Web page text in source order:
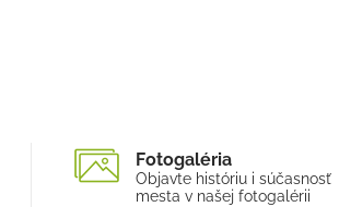
Fotogaléria
Objavte históriu i súčasnosť
mesta v našej fotogalérii